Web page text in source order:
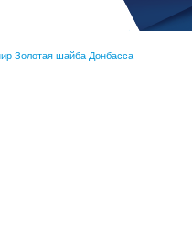
Золотая шайба Донбасса